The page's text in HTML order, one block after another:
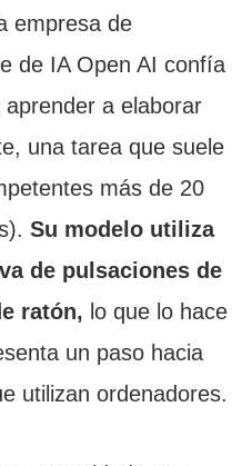
empresa de
de IA Open AI confía
a elaborar
una tarea que suele
más de 20
Su modelo utiliza
de pulsaciones de
ratón, lo que lo hace
un paso hacia
utilizan ordenadores.